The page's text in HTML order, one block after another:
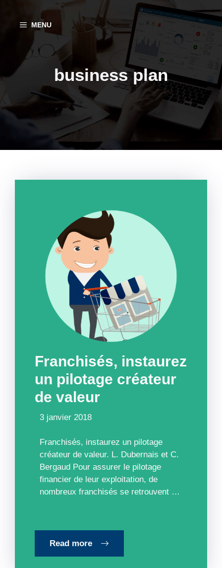
contenu
MENU
business plan
Franchisés, instaurez
un pilotage créateur
de valeur
3 janvier 2018
Franchisés, instaurez un pilotage
créateur de valeur. L. Dubernais et C.
Bergaud Pour assurer le pilotage
financier de leur exploitation, de
nombreux franchisés se retrouvent …
Read more